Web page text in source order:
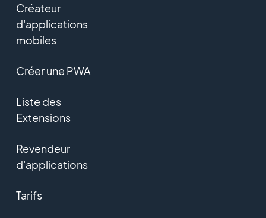
Créateur
d'applications
mobiles
Créer une PWA
Liste des
Extensions
Revendeur
d'applications
Tarifs